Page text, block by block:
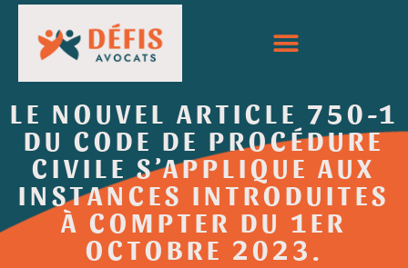
LE NOUVEL ARTICLE 750-1
DU CODE DE PROCÉDURE
CIVILE S’APPLIQUE AUX
INSTANCES INTRODUITES
À COMPTER DU 1ER
OCTOBRE 2023.